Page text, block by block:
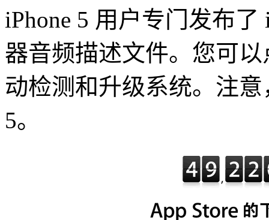
iPhone 5 用户专门发布
器音频描述文件。您可
动检测和升级系统。注
5。